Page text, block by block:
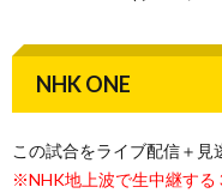
NHK ONE
この試合をライブ配信＋見
※NHK地上波で生中継する